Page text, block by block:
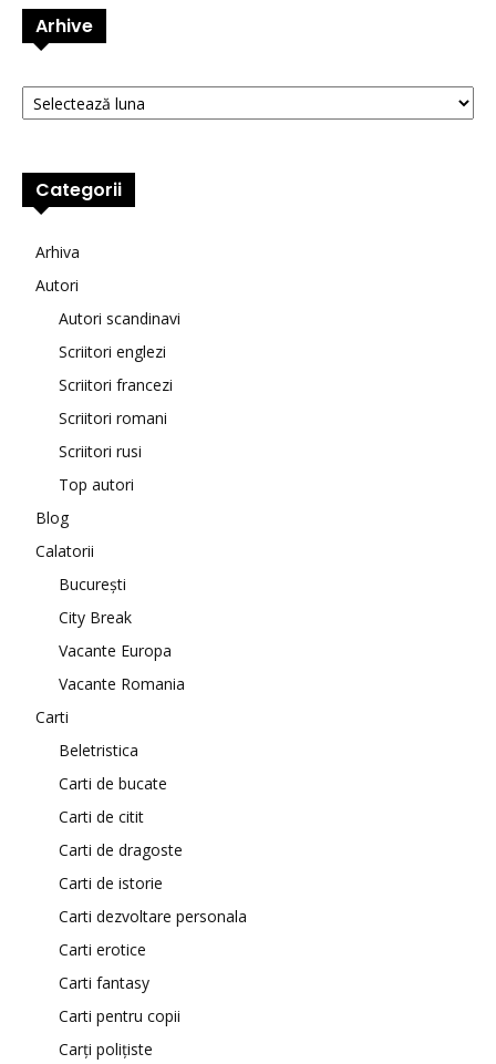
Arhive
Arhive
Categorii
Arhiva
Autori
Autori scandinavi
Scriitori englezi
Scriitori francezi
Scriitori romani
Scriitori rusi
Top autori
Blog
Calatorii
București
City Break
Vacante Europa
Vacante Romania
Carti
Beletristica
Carti de bucate
Carti de citit
Carti de dragoste
Carti de istorie
Carti dezvoltare personala
Carti erotice
Carti fantasy
Carti pentru copii
Carți polițiste